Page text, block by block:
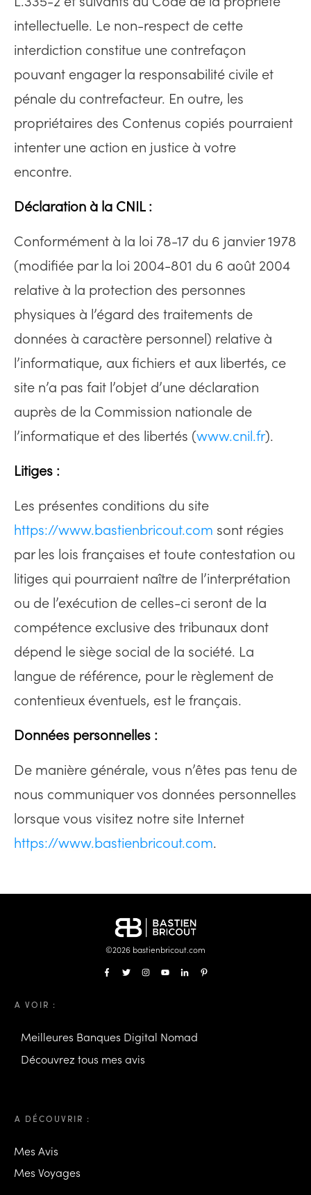
intellectuelle. Le non-respect de cette
interdiction constitue une contrefaçon
pouvant engager la responsabilité civile et
pénale du contrefacteur. En outre, les
propriétaires des Contenus copiés pourraient
intenter une action en justice à votre
encontre.
Déclaration à la CNIL :
Conformément à la loi 78-17 du 6 janvier 1978
(modifiée par la loi 2004-801 du 6 août 2004
relative à la protection des personnes
physiques à l’égard des traitements de
données à caractère personnel) relative à
l’informatique, aux fichiers et aux libertés, ce
site n’a pas fait l’objet d’une déclaration
auprès de la Commission nationale de
l’informatique et des libertés (www.cnil.fr).
Litiges :
Les présentes conditions du site
https://www.bastienbricout.com sont régies
par les lois françaises et toute contestation ou
litiges qui pourraient naître de l’interprétation
ou de l’exécution de celles-ci seront de la
compétence exclusive des tribunaux dont
dépend le siège social de la société. La
langue de référence, pour le règlement de
contentieux éventuels, est le français.
Données personnelles :
De manière générale, vous n’êtes pas tenu de
nous communiquer vos données personnelles
lorsque vous visitez notre site Internet
https://www.bastienbricout.com.
©2026 bastienbricout.com
A VOIR :
Meilleures Banques Digital Nomad
Découvrez tous mes avis
A DÉCOUVRIR :
Mes Avis
Mes Voyages